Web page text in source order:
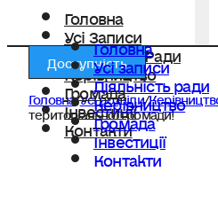
Головна
Усі Записи
Діяльність Ради
Керівництво
Громада
Інвестиції
Контакти
Головна
Усі записи
Діяльність ради
Керівництво
Громада
Інвестиції
Контакти
Доступність
Головна/Усі розділи/
територіальної громади!